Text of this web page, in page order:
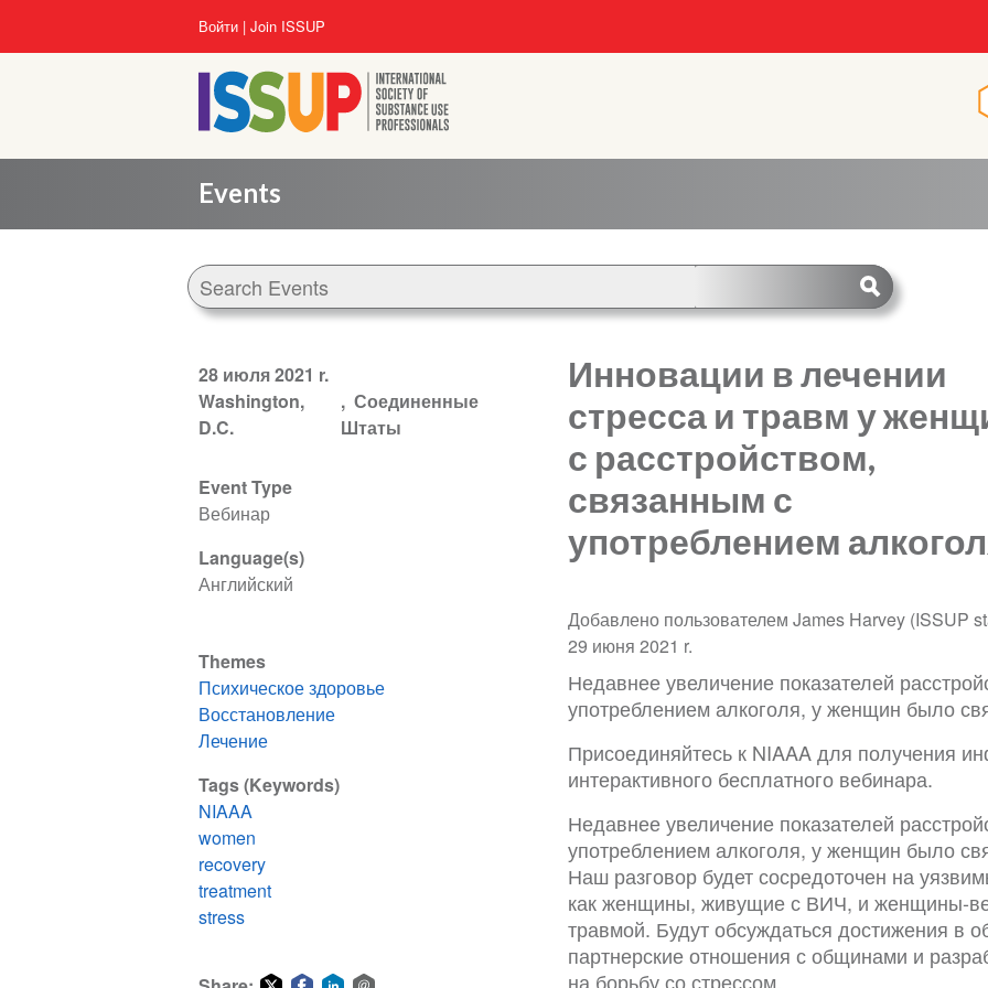
User
account
menu
Войти Join ISSUP
Events
28 июля 2021 r.
Washington,
D.C.
Соединенные
Штаты
Event Type
Вебинар
Language(s)
Английский
Themes
Психическое здоровье
Восстановление
Лечение
Tags (Keywords)
NIAAA
women
recovery
treatment
stress
Инновации в лечении
стресса и травм у
с расстройством,
связанным с
употреблением
Добавлено пользователем James Harvey (ISSUP
29 июня 2021 r.
Недавнее увеличение показателей
употреблением алкоголя, у женщин было
Присоединяйтесь к NIAAA для получения
интерактивного бесплатного вебинара.
Недавнее увеличение показателей
употреблением алкоголя, у женщин было
Наш разговор будет сосредоточен на
как женщины, живущие с ВИЧ, и женщины-
травмой. Будут обсуждаться достижения в
партнерские отношения с общинами и
на борьбу со стрессом.